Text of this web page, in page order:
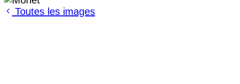
Toutes les images